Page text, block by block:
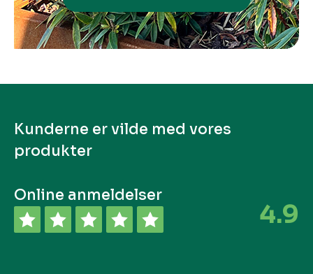
Kunderne er vilde med vores
produkter
Online anmeldelser
4.9